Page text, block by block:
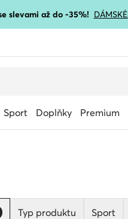
slevami až do -35%! DÁMSKÉ
Sport Doplňky Premium
Typ produktu Sport